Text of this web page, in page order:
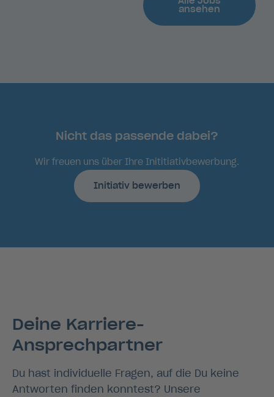
ansehen
Nicht das passende dabei?
Wir freuen uns über Ihre Inititiativbewerbung.
Initiativ bewerben
Deine Karriere-
Ansprechpartner
Du hast individuelle Fragen, auf die Du keine
Antworten finden konntest? Unsere